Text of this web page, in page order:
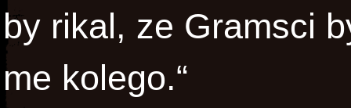
by rikal, ze Gramsci
me kolego.“